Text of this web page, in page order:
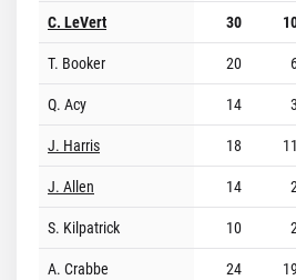
C. LeVert
30
T. Booker
20
Q. Acy
14 3
J. Harris
18 11
J. Allen
14
S. Kilpatrick
10
A. Crabbe
24 19